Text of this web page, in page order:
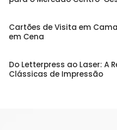
Cartões de Visita em
em Cena
Do Letterpress ao Laser: A
Clássicas de Impressão